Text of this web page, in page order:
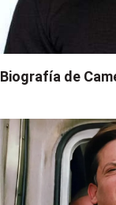
Biografía de